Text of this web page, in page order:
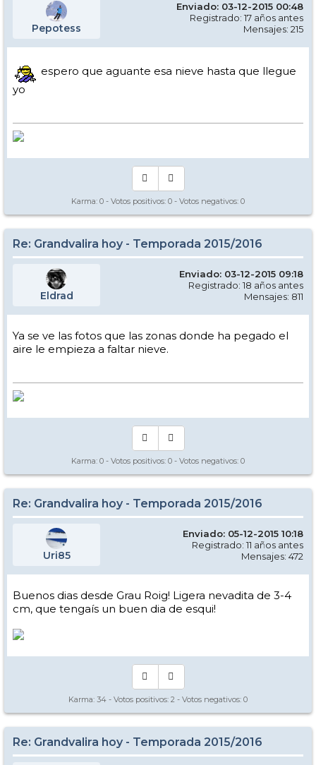
Pepotess
Enviado: 03-12-2015 00:48
Registrado: 17 años antes
Mensajes: 215
espero que aguante esa nieve hasta que llegue
yo
Karma: 0 - Votos positivos: 0 - Votos negativos: 0
Re: Grandvalira hoy - Temporada 2015/2016
Eldrad
Enviado: 03-12-2015 09:18
Registrado: 18 años antes
Mensajes: 811
Ya se ve las fotos que las zonas donde ha pegado el
aire le empieza a faltar nieve.
Karma: 0 - Votos positivos: 0 - Votos negativos: 0
Re: Grandvalira hoy - Temporada 2015/2016
Uri85
Enviado: 05-12-2015 10:18
Registrado: 11 años antes
Mensajes: 472
Buenos dias desde Grau Roig! Ligera nevadita de 3-4
cm, que tengaís un buen dia de esqui!
Karma: 34 - Votos positivos: 2 - Votos negativos: 0
Re: Grandvalira hoy - Temporada 2015/2016